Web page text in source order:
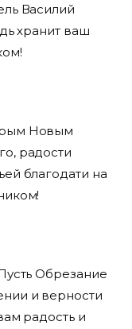
Василий
хранит ваш
Новым
радости
благодати на
Обрезание
и верности
радость и